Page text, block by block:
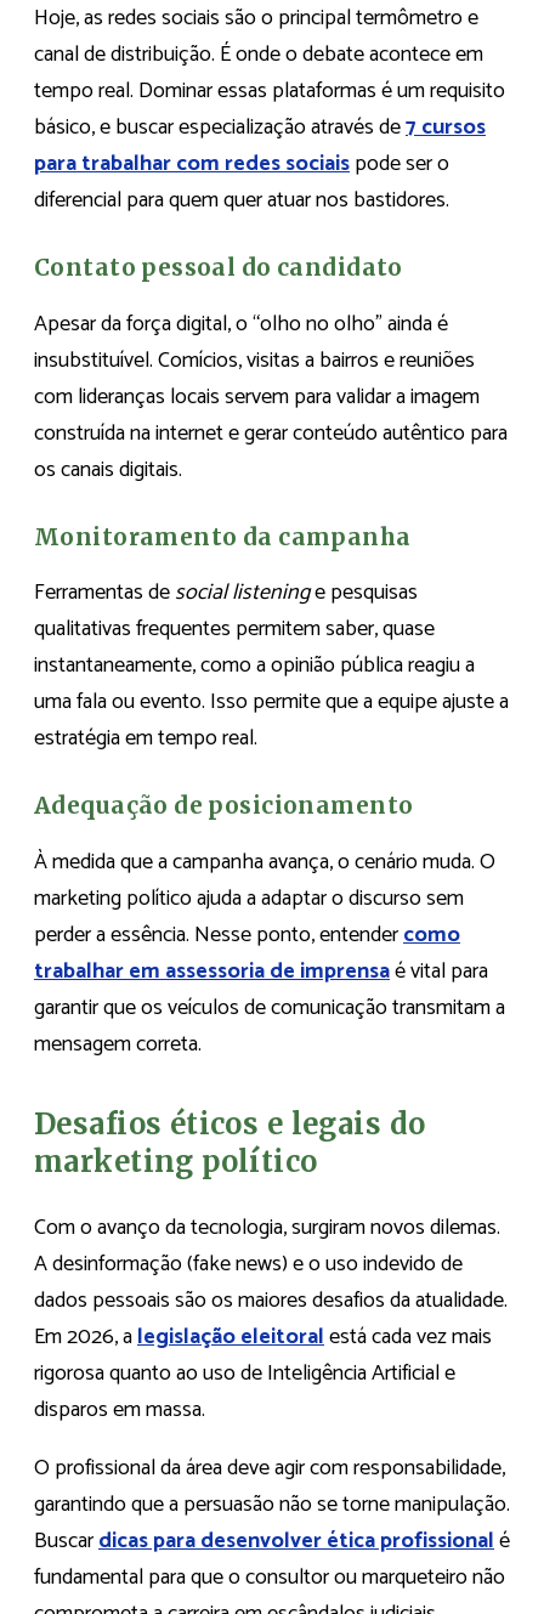
Hoje, as redes sociais são o principal termômetro e
canal de distribuição. É onde o debate acontece em
tempo real. Dominar essas plataformas é um requisito
básico, e buscar especialização através de7 cursos
para trabalhar com redes sociaispode ser o
diferencial para quem quer atuar nos bastidores.
Contato pessoal do candidato
Apesar da força digital, o “olho no olho” ainda é
insubstituível. Comícios, visitas a bairros e reuniões
com lideranças locais servem para validar a imagem
construída na internet e gerar conteúdo autêntico para
os canais digitais.
Monitoramento da campanha
Ferramentas desocial listeninge pesquisas
qualitativas frequentes permitem saber, quase
instantaneamente, como a opinião pública reagiu a
uma fala ou evento. Isso permite que a equipe ajuste a
estratégia em tempo real.
Adequação de posicionamento
À medida que a campanha avança, o cenário muda. O
marketing político ajuda a adaptar o discurso sem
perder a essência. Nesse ponto, entendercomo
trabalhar em assessoria de imprensaé vital para
garantir que os veículos de comunicação transmitam a
mensagem correta.
Desafios éticos e legais do
marketing político
Com o avanço da tecnologia, surgiram novos dilemas.
A desinformação (fake news) e o uso indevido de
dados pessoais são os maiores desafios da atualidade.
Em 2026, alegislação eleitoralestá cada vez mais
rigorosa quanto ao uso de Inteligência Artificial e
disparos em massa.
O profissional da área deve agir com responsabilidade,
garantindo que a persuasão não se torne manipulação.
Buscardicas para desenvolver ética profissionalé
fundamental para que o consultor ou marqueteiro não